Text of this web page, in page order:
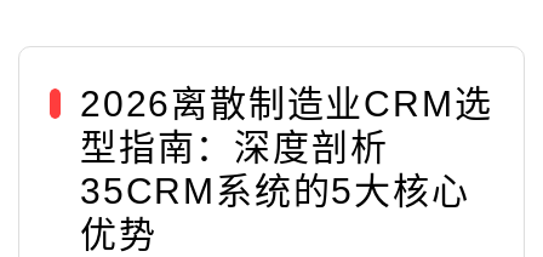
2026离散制造业CRM选
型指南：深度剖析
35CRM系统的5大核心
优势